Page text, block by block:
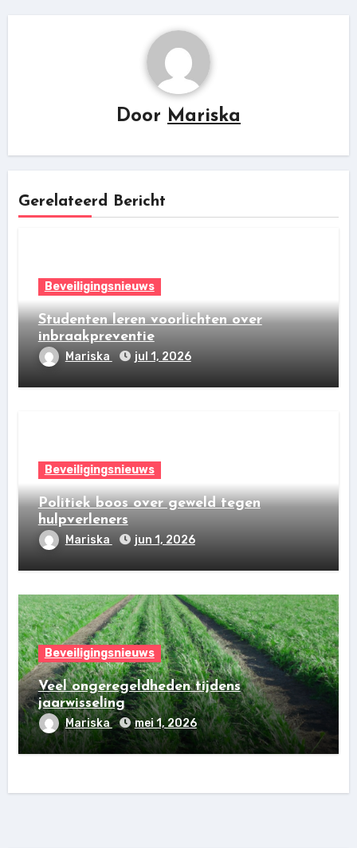
Door Mariska
Gerelateerd Bericht
Beveiligingsnieuws
Studenten leren voorlichten over
inbraakpreventie
Mariska jul 1, 2026
Beveiligingsnieuws
Politiek boos over geweld tegen
hulpverleners
Mariska jun 1, 2026
Beveiligingsnieuws
Veel ongeregeldheden tijdens
jaarwisseling
Mariska mei 1, 2026